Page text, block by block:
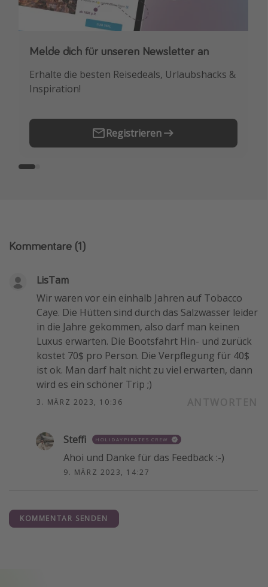
Melde dich für unseren Newsletter an
Erhalte die besten Reisedeals, Urlaubshacks &
Inspiration!
Registrieren
Downloade unsere App
Buche die besten Reiseschnäppchen als
Erstes.
Kommentare (1)
LisTam
Wir waren vor ein einhalb Jahren auf Tobacco
Caye. Die Hütten sind durch das Salzwasser leider
in die Jahre gekommen, also darf man keinen
Luxus erwarten. Die Bootsfahrt Hin- und zurück
kostet 70$ pro Person. Die Verpflegung für 40$
ist ok. Man darf halt nicht zu viel erwarten, dann
wird es ein schöner Trip ;)
3. MÄRZ 2023, 10:36
Steffi HOLIDAYPIRATES CREW
Ahoi und Danke für das Feedback :-)
9. MÄRZ 2023, 14:27
KOMMENTAR SENDEN